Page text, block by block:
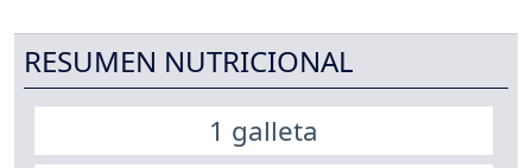
RESUMEN NUTRICIONAL
1 galleta